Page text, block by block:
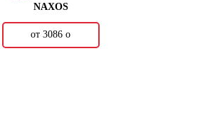
NAXOS
от 3086 о